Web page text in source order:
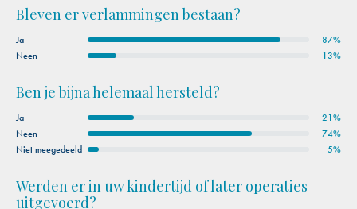
Bleven er verlammingen bestaan?
Ja
87%
Neen
13%
Ben je bijna helemaal hersteld?
Ja
21%
Neen
74%
Niet meegedeeld
5%
Werden er in uw kindertijd of later operaties
uitgevoerd?